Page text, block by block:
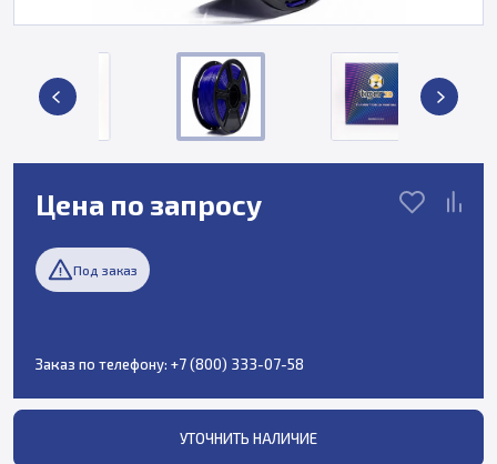
Цена по запросу
Под заказ
Заказ по телефону: +7 (800) 333-07-58
УТОЧНИТЬ НАЛИЧИЕ